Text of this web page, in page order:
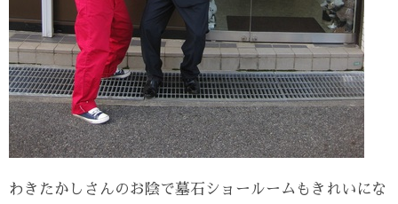
わきたかしさんのお陰で墓石ショールームもきれいにな